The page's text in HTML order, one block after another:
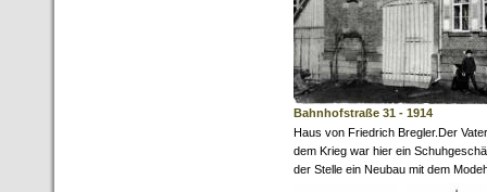
Bahnhofstraße 31 - 1914
Haus von Friedrich Bregler.Der
dem Krieg war hier ein
der Stelle ein Neubau mit dem